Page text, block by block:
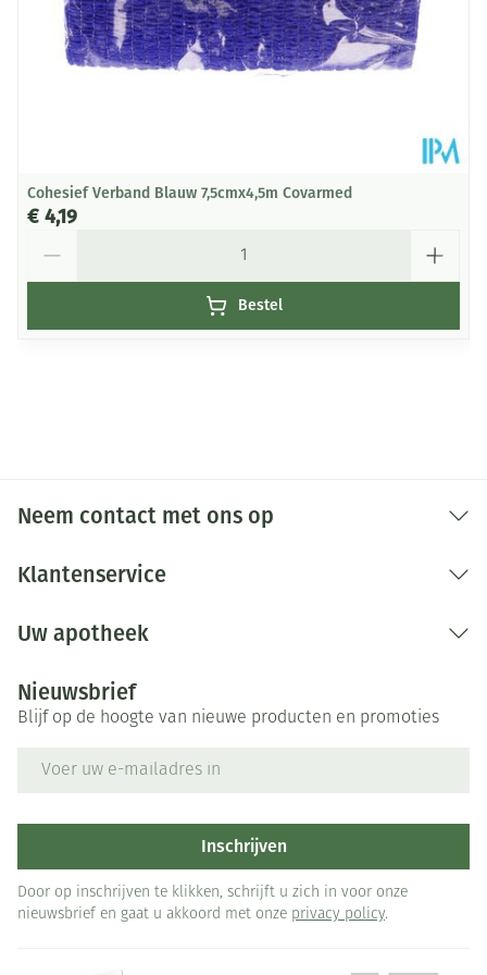
Cohesief Verband Blauw 7,5cmx4,5m Covarmed
€ 4,19
Bestel
Neem contact met ons op
Klantenservice
Uw apotheek
Nieuwsbrief
Blijf op de hoogte van nieuwe producten en promoties
Inschrijven
Door op inschrijven te klikken, schrijft u zich in voor onze
nieuwsbrief en gaat u akkoord met onze privacy policy.